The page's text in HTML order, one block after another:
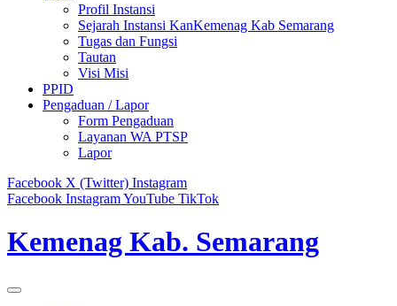
Profil Instansi
Sejarah Instansi KanKemenag Kab Semarang
Tugas dan Fungsi
Tautan
Visi Misi
PPID
Pengaduan / Lapor
Form Pengaduan
Layanan WA PTSP
Lapor
Facebook X (Twitter) Instagram
Facebook InstagramYouTube TikTok
Kemenag Kab. Semarang